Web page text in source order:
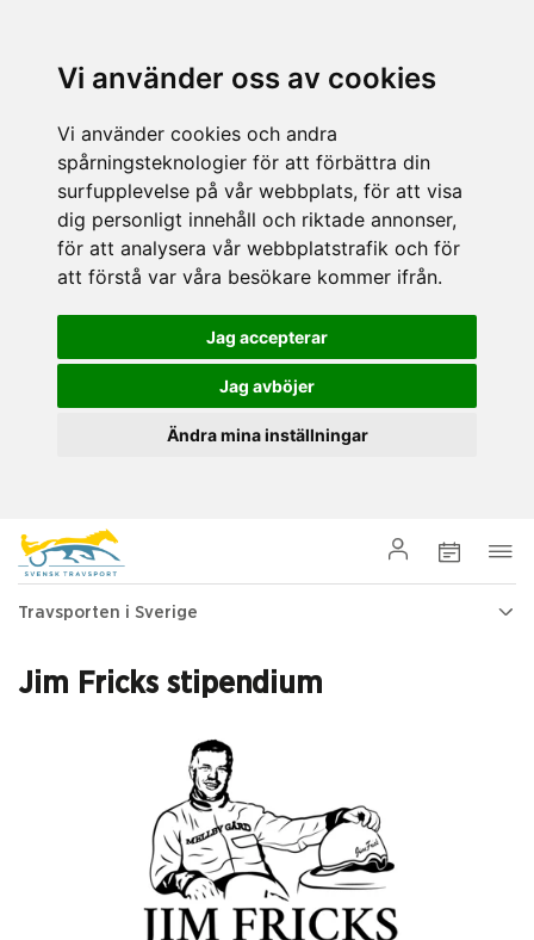
Vi använder oss av cookies
Vi använder cookies och andra
spårningsteknologier för att förbättra din
surfupplevelse på vår webbplats, för att visa
dig personligt innehåll och riktade annonser,
för att analysera vår webbplatstrafik och för
att förstå var våra besökare kommer ifrån.
Jag accepterar
Jag avböjer
Ändra mina inställningar
Travsporten i Sverige
Jim Fricks stipendium